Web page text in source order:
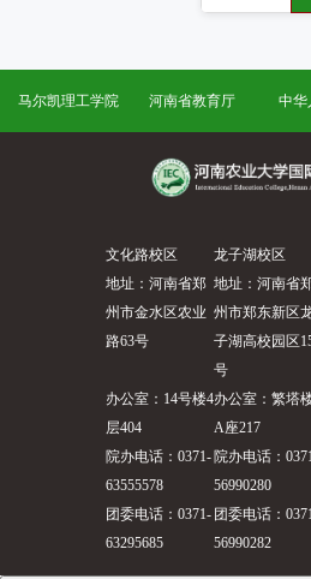
马尔凯理工学院 河南省教育厅 中华
文化路校区 龙子湖校区
地址：河南省郑
州市金水区农业
路63号
地址：河南省
州市郑东新区
子湖高校园区
号
办公室：14号楼4
层404
办公室：繁塔
A座217
院办电话：0371-
63555578
院办电话：
56990280
团委电话：0371-
63295685
团委电话：
56990282